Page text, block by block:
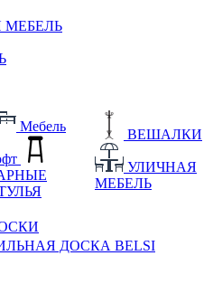
МЕБЕЛЬ
Мебель
ВЕШАЛКИ
УЛИЧНАЯ
МЕБЕЛЬ
ДОСКА BELSI